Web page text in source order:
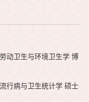
动卫生与环境卫生学 博
行病与卫生统计学 硕士